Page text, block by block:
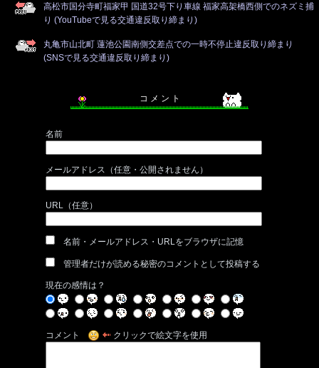
高松市国分寺町福家甲 国道32号下り車線 福家高架橋西側でのネズミ捕
り (YouTubeで見る交通違反取り締まり)
丸亀市山北町 蓮池公園南側交差点での一時不停止違反取り締まり
(SNSで見る交通違反取り締まり)
コ メ ン ト
名前
メールアドレス（任意・公開されません）
URL（任意）
名前・メールアドレス・URLをブラウザに記憶
管理者だけが読める秘密のコメントとして投稿する
現在の感情は？
コメント クリックで絵文字を使用